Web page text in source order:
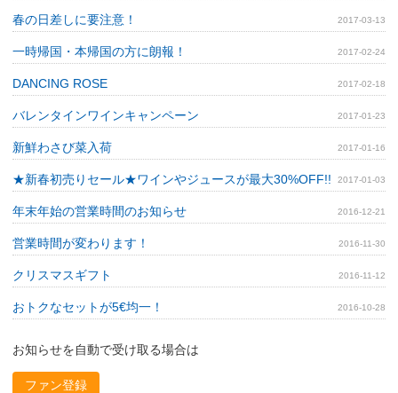
春の日差しに要注意！ 2017-03-13
一時帰国・本帰国の方に朗報！ 2017-02-24
DANCING ROSE 2017-02-18
バレンタインワインキャンペーン 2017-01-23
新鮮わさび菜入荷 2017-01-16
★新春初売りセール★ワインやジュースが最大30%OFF!! 2017-01-03
年末年始の営業時間のお知らせ 2016-12-21
営業時間が変わります！ 2016-11-30
クリスマスギフト 2016-11-12
おトクなセットが5€均一！ 2016-10-28
お知らせを自動で受け取る場合は
ファン登録